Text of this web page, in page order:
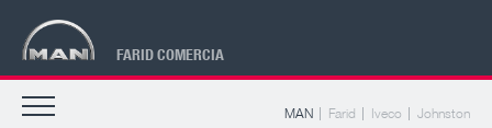
FARID COMERCIA
MAN Farid Iveco Johnston